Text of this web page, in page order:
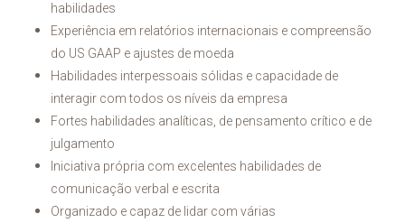
habilidades
Experiência em relatórios internacionais e compreensão
do US GAAP e ajustes de moeda
Habilidades interpessoais sólidas e capacidade de
interagir com todos os níveis da empresa
Fortes habilidades analíticas, de pensamento crítico e de
julgamento
Iniciativa própria com excelentes habilidades de
comunicação verbal e escrita
Organizado e capaz de lidar com várias